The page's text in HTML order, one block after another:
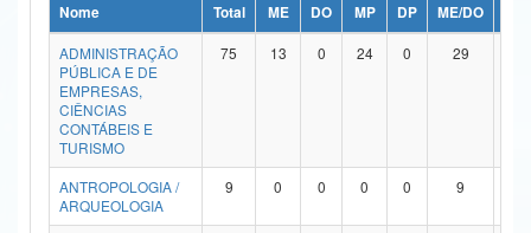
Ministério da Ciência, Tecnologia, Inovações e Comunicações
Ministério do Meio Ambiente
Ministério do Turismo
Ministério do Desenvolvimento Regional
Controladoria-Geral da União
Nome Total ME DO MP DP ME/DO
ADMINISTRAÇÃO
PÚBLICA E DE
EMPRESAS,
CIÊNCIAS
CONTÁBEIS E
TURISMO
75 13 0 24 0 29
ANTROPOLOGIA /
ARQUEOLOGIA
9 0 0 0 0 9